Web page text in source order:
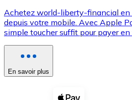
Voir toutes
Coupons crypto
Achetez des
Achetez world-liberty-financial en
depuis votre mobile. Avec Apple
simple toucher suffit pour payer en
En savoir plus